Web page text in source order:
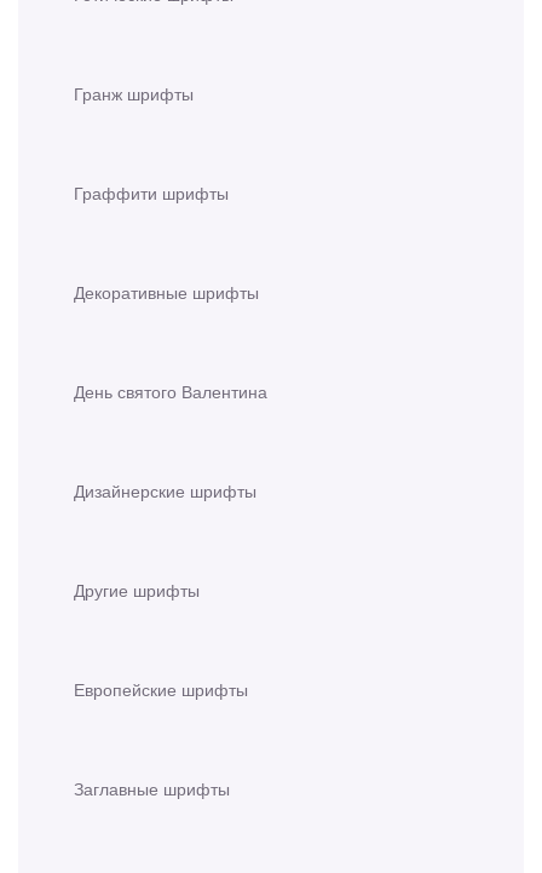
Гранж шрифты
Граффити шрифты
Декоративные шрифты
День святого Валентина
Дизайнерские шрифты
Другие шрифты
Европейские шрифты
Заглавные шрифты